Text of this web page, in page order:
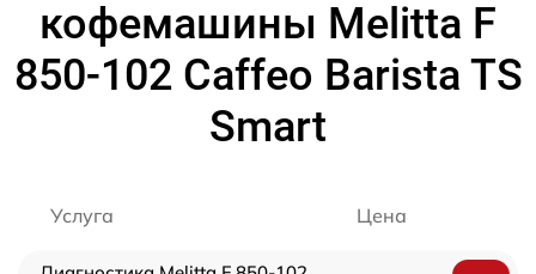
кофемашины Melitta F
850-102 Caffeo Barista TS
Smart
Услуга Цена